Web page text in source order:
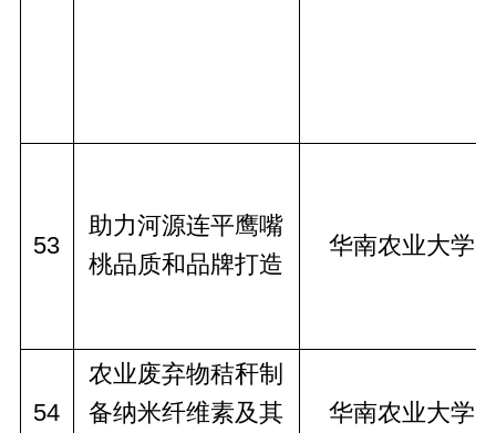
53
助力河源连平鹰嘴
桃品质和品牌打造
华南农业大学
54
农业废弃物秸秆制
备纳米纤维素及其
华南农业大学